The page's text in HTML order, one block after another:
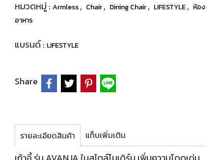
หมวดหมู่ : Armless, Chair, Dining Chair, LIFESTYLE, ห้อง
อาหาร
แบรนด์ : LIFESTYLE
Share
รายละเอียดสินค้า แท็บเพิ่มเติม